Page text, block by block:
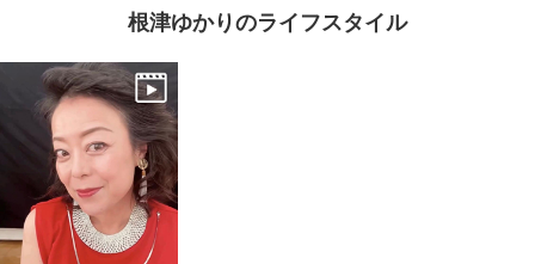
根津ゆかりのライフスタイル